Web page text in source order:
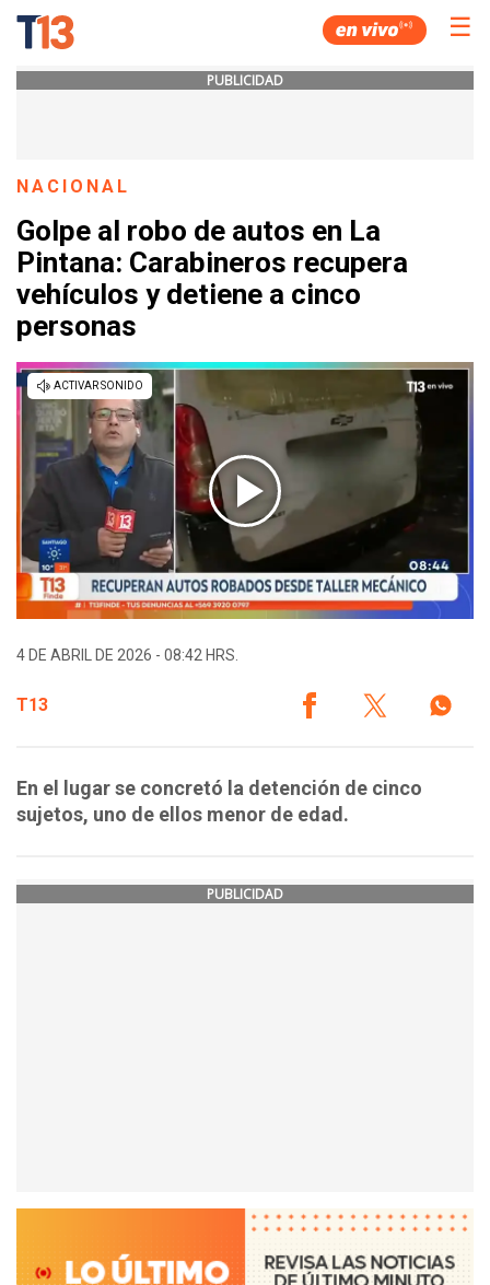
☰
PUBLICIDAD
NACIONAL
Golpe al robo de autos en La
Pintana: Carabineros recupera
vehículos y detiene a cinco
personas
4 DE ABRIL DE 2026 - 08:42 HRS.
T13
En el lugar se concretó la detención de cinco
sujetos, uno de ellos menor de edad.
PUBLICIDAD